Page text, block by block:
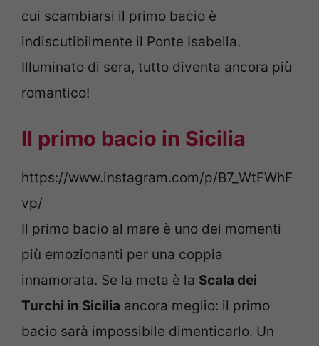
cui scambiarsi il primo bacio è
indiscutibilmente il Ponte Isabella.
Illuminato di sera, tutto diventa ancora più
romantico!
Il primo bacio in Sicilia
https://www.instagram.com/p/B7_WtFWhF
vp/
Il primo bacio al mare è uno dei momenti
più emozionanti per una coppia
innamorata. Se la meta è la Scala dei
Turchi in Sicilia ancora meglio: il primo
bacio sarà impossibile dimenticarlo. Un